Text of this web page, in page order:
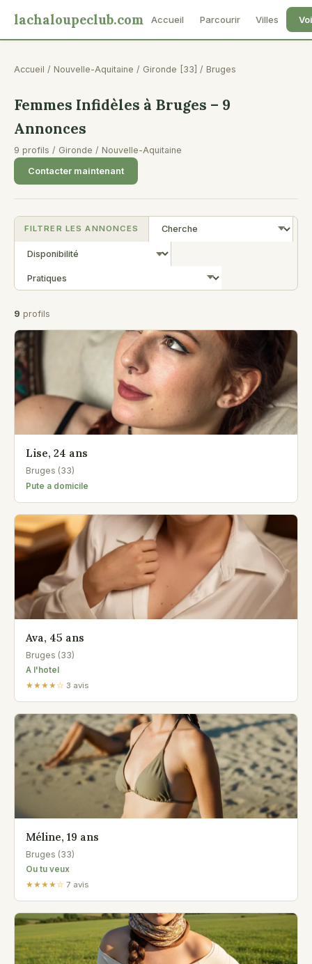
lachaloupeclub.com Accueil Parcourir Villes
Accueil / Nouvelle-Aquitaine / Gironde [33] / Bruges
Femmes Infidèles à Bruges – 9
Annonces
9 profils / Gironde / Nouvelle-Aquitaine
Contacter maintenant
FILTRER LES ANNONCES
9 profils
Lise, 24 ans
Bruges (33)
Pute a domicile
Ava, 45 ans
Bruges (33)
A l'hotel
★★★★☆ 3 avis
Méline, 19 ans
Bruges (33)
Ou tu veux
★★★★☆ 7 avis